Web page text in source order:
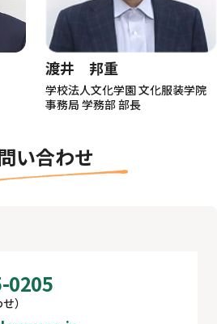
渡井 邦重
学校法人文化学園 文化服装学院
事務局 学務部 部長
い合わせ
0205
）